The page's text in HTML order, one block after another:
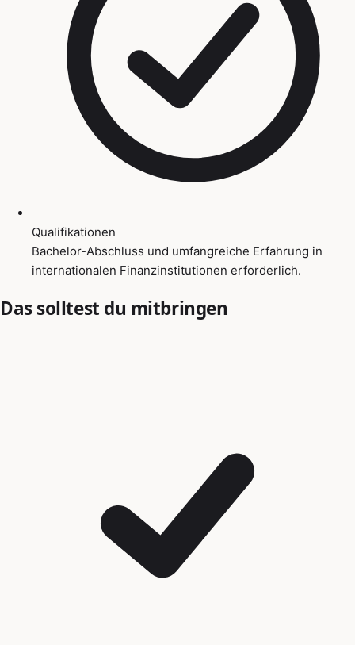
Qualifikationen
Bachelor-Abschluss und umfangreiche Erfahrung in
internationalen Finanzinstitutionen erforderlich.
Das solltest du mitbringen